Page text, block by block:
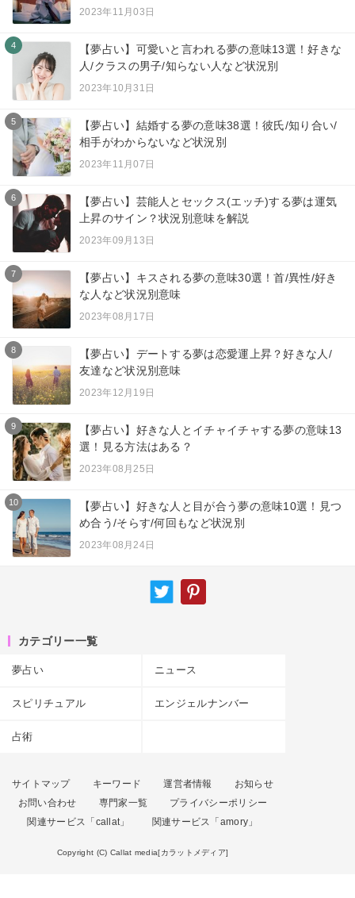
2023年11月03日
4
【夢占い】可愛いと言われる夢の意味13選！好きな
人/クラスの男子/知らない人など状況別
2023年10月31日
5
【夢占い】結婚する夢の意味38選！彼氏/知り合い/
相手がわからないなど状況別
2023年11月07日
6
【夢占い】芸能人とセックス(エッチ)する夢は運気
上昇のサイン？状況別意味を解説
2023年09月13日
7
【夢占い】キスされる夢の意味30選！首/異性/好き
な人など状況別意味
2023年08月17日
8
【夢占い】デートする夢は恋愛運上昇？好きな人/
友達など状況別意味
2023年12月19日
9
【夢占い】好きな人とイチャイチャする夢の意味13
選！見る方法はある？
2023年08月25日
10
【夢占い】好きな人と目が合う夢の意味10選！見つ
め合う/そらす/何回もなど状況別
2023年08月24日
カテゴリー一覧
夢占い ニュース
スピリチュアル エンジェルナンバー
占術
サイトマップ キーワード 運営者情報
お知らせ
お問い合わせ
専門家一覧
プライバシーポリシー
関連サービス「callat」
関連サービス「amory」
Copyright (C) Callat media[カラットメディア]